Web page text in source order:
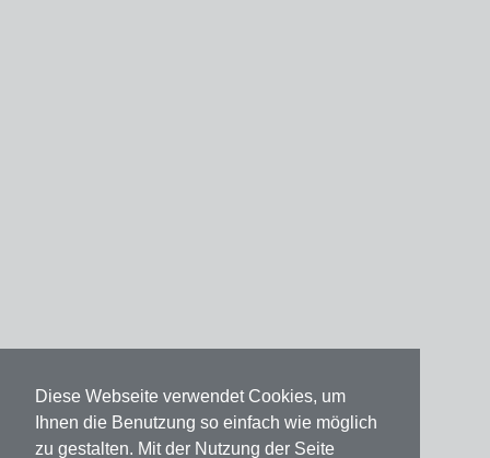
Diese Webseite verwendet Cookies, um
Ihnen die Benutzung so einfach wie möglich
zu gestalten. Mit der Nutzung der Seite